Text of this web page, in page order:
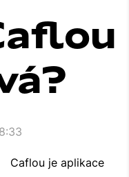
Caflou je aplikace